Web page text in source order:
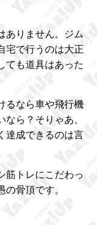
ありません。ジム
宅で行うのは大正
ても道具はあった
るなら車や飛行機
ら？そりゃあ、
達成できるのは言
筋トレにこだわっ
骨頂です。